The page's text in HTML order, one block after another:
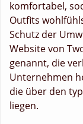
komfortabel,
Outfits
Schutz der
Website von
genannt, die
Unternehmen
die über den
liegen.